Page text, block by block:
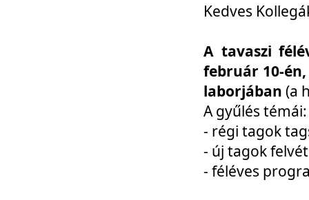
Kedves
A tavaszi
február 10-
laborjában (a
A gyűlés témái:
- régi tagok
- új tagok
- féléves